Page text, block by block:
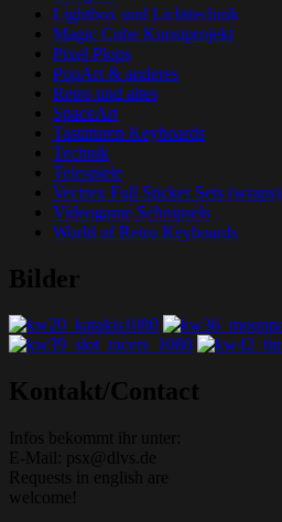
Lightbox und Lichttechnik
Magic Cube Kunstprojekt
Pixel Plops
PopArt & anderes
Retro und altes
SpaceArt
Tastaturen Keyboards
Technik
Telespiele
Vectrex Full Sticker Sets (wraps)
Videogame Schnipsels
World of Retro Keyboards
Bilder
Kontakt/Contact
Infos bekommt ihr unter:
E-Mail: psx@dlvs.de
Requests in english are
welcome!